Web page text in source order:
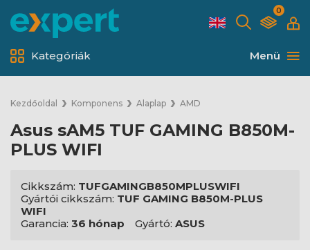
0
Menü
Kategóriák
Kezdőoldal Komponens Alaplap AMD
Asus sAM5 TUF GAMING B850M-
PLUS WIFI
Cikkszám: TUFGAMINGB850MPLUSWIFI
Gyártói cikkszám: TUF GAMING B850M-PLUS
WIFI
Garancia: 36 hónap Gyártó: ASUS